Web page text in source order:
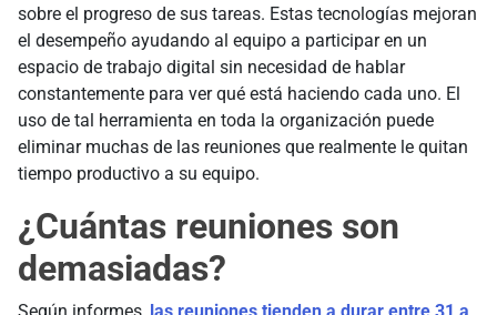
sobre el progreso de sus tareas. Estas tecnologías mejoran
el desempeño ayudando al equipo a participar en un
espacio de trabajo digital sin necesidad de hablar
constantemente para ver qué está haciendo cada uno. El
uso de tal herramienta en toda la organización puede
eliminar muchas de las reuniones que realmente le quitan
tiempo productivo a su equipo.
¿Cuántas reuniones son
demasiadas?